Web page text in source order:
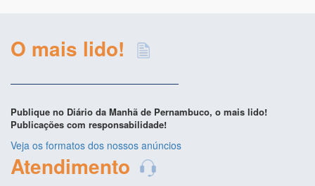
O mais lido!
Publique no Diário da Manhã de Pernambuco, o mais lido!
Publicações com responsabilidade!
Veja os formatos dos nossos anúncios
Atendimento